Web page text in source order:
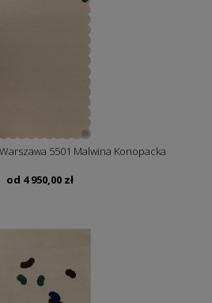
5501 Malwina Konopacka
od 4 950,00 zł